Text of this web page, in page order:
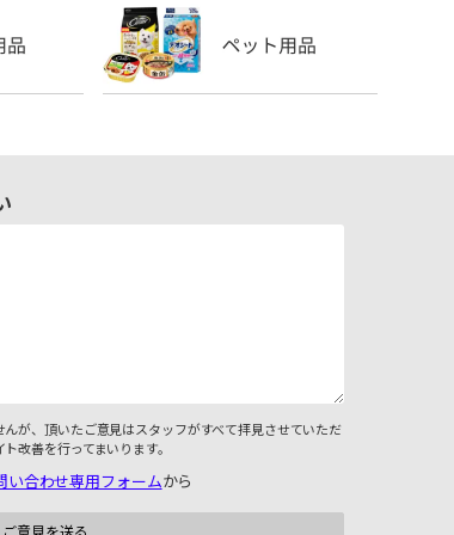
が、頂いたご意見はスタッフがすべて拝見させていただ
改善を行ってまいります。
い合わせ専用フォームから